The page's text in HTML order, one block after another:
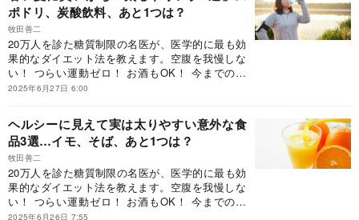
る。※本稿は、牧田善二『すぐに実践したくなる
すごく使える栄養学テクニック』（日本実業出版
社）の一部を抜粋・編集したものです。
ポドリ、炭酸飲料、あと1つは？
牧田善二
20万人を診た糖質制限の名医が、医学的に最も効
果的なダイエット法を教えます。空腹を我慢しな
い！ つらい運動ゼロ！ お酒もOK！ 今までのダ
イエットの思い込みを覆す、しっかり食べて健康
2025年6月27日 6:00
ヘルシーに見えて実は太りやすい意外な食
品3選…イモ、そば、あと1つは？
牧田善二
20万人を診た糖質制限の名医が、医学的に最も効
果的なダイエット法を教えます。空腹を我慢しな
い！ つらい運動ゼロ！ お酒もOK！ 今までのダ
イエットの思い込みを覆す、しっかり食べて健康
2025年6月26日 7:55